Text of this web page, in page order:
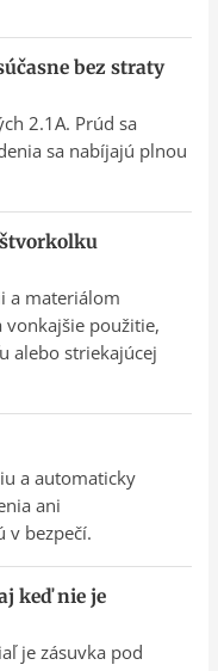
bez straty
2.1A. Prúd sa
sa nabíjajú plnou
a materiálom
použitie,
alebo striekajúcej
a automaticky
ani
v bezpečí.
keď nie je
je zásuvka pod